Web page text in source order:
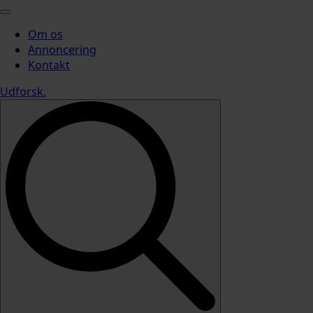
Om os
Annoncering
Kontakt
Udforsk.